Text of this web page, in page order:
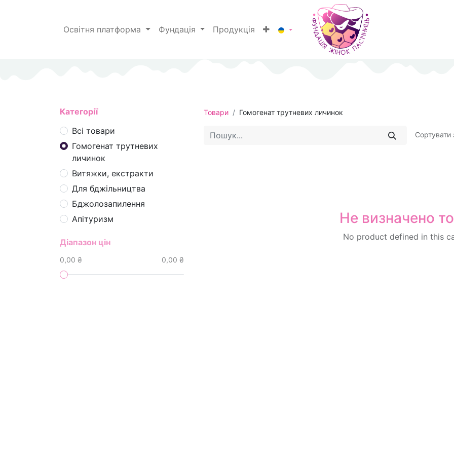
Освітня платформа Фундація Продукція
Категорії
Всі товари
Гомогенат трутневих
личинок
Витяжки, екстракти
Для бджільництва
Бджолозапилення
Апітуризм
Діапазон цін
0,00 ₴ 0,00 ₴
Товари Гомогенат трутневих личинок
Сортувати
Не визначено
No product defined in this